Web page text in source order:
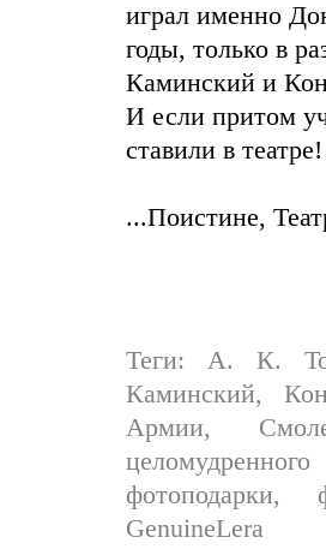
играл именно
годы, только в
Каминский и
И если притом
ставили в театре!
...Поистине,
Теги: А. К.
Каминский,
Армии,
фотоподарки,
GenuineLera